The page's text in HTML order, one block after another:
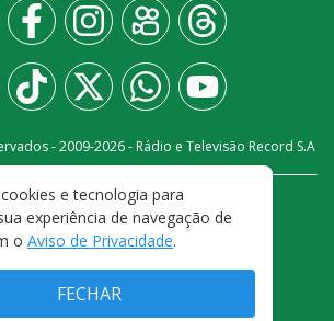
- 2009-2026- Rádio e Televisão Record S.A
FALE CONOSCO
PRIVACIDADE
E CONDIÇÕES DE USO
e tecnologia para
experiência de navegação de
o Aviso de Privacidade.
FECHAR